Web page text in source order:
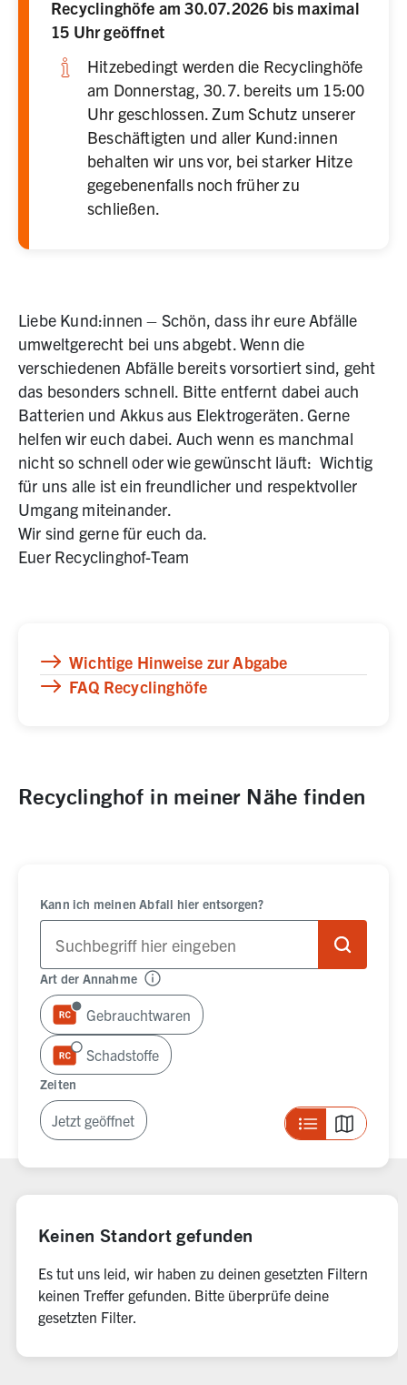
Recyclinghöfe am 30.07.2026 bis maximal
15 Uhr geöffnet
Hitzebedingt werden die Recyclinghöfe
am Donnerstag, 30.7. bereits um 15:00
Uhr geschlossen. Zum Schutz unserer
Beschäftigten und aller Kund:innen
behalten wir uns vor, bei starker Hitze
gegebenenfalls noch früher zu
schließen.
Liebe Kund:innen – Schön, dass ihr eure Abfälle
umweltgerecht bei uns abgebt. Wenn die
verschiedenen Abfälle bereits vorsortiert sind, geht
das besonders schnell. Bitte entfernt dabei auch
Batterien und Akkus aus Elektrogeräten. Gerne
helfen wir euch dabei. Auch wenn es manchmal
nicht so schnell oder wie gewünscht läuft: Wichtig
für uns alle ist ein freundlicher und respektvoller
Umgang miteinander.
Wir sind gerne für euch da.
Euer Recyclinghof-Team
Wichtige Hinweise zur Abgabe
FAQ Recyclinghöfe
Recyclinghof in meiner Nähe finden
Kann ich meinen Abfall hier entsorgen?
Art der Annahme
Gebrauchtwaren
Schadstoffe
Zeiten
Jetzt geöffnet
Listenansicht
0 Ergebnisse gefunden
Keinen Standort gefunden
Es tut uns leid, wir haben zu deinen gesetzten Filtern
keinen Treffer gefunden. Bitte überprüfe deine
gesetzten Filter.